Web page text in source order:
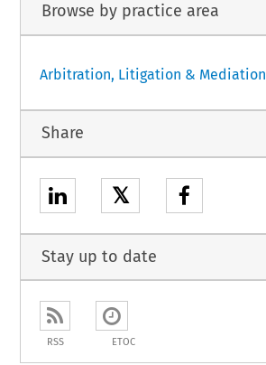
Browse by practice area
Arbitration, Litigation & Mediation
Share
𝕏
Stay up to date
RSS ETOC